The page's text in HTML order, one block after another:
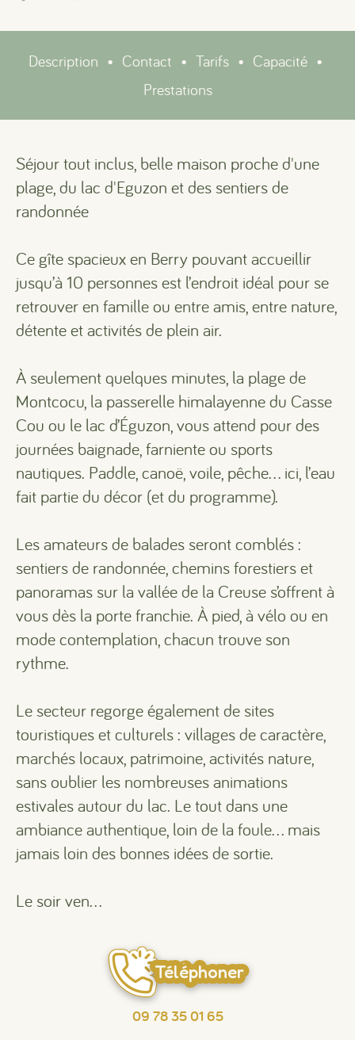
Description • Contact • Tarifs • Capacité •
Prestations
Séjour tout inclus, belle maison proche d'une
plage, du lac d'Eguzon et des sentiers de
randonnée
Ce gîte spacieux en Berry pouvant accueillir
jusqu’à 10 personnes est l’endroit idéal pour se
retrouver en famille ou entre amis, entre nature,
détente et activités de plein air.
À seulement quelques minutes, la plage de
Montcocu, la passerelle himalayenne du Casse
Cou ou le lac d’Éguzon, vous attend pour des
journées baignade, farniente ou sports
nautiques. Paddle, canoë, voile, pêche… ici, l’eau
fait partie du décor (et du programme).
Les amateurs de balades seront comblés :
sentiers de randonnée, chemins forestiers et
panoramas sur la vallée de la Creuse s’offrent à
vous dès la porte franchie. À pied, à vélo ou en
mode contemplation, chacun trouve son
rythme.
Le secteur regorge également de sites
touristiques et culturels : villages de caractère,
marchés locaux, patrimoine, activités nature,
sans oublier les nombreuses animations
estivales autour du lac. Le tout dans une
ambiance authentique, loin de la foule… mais
jamais loin des bonnes idées de sortie.
Le soir ven...
Téléphoner
09 78 35 01 65